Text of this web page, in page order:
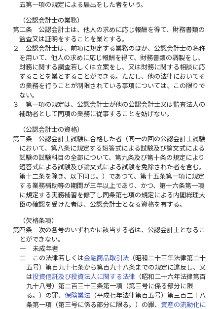
五第一項の規定による届出をした者をいう。
（公認会計士の業務）
第二条
公認会計士は、他人の求めに応じ報酬を得て、財務書類の
監査又は証明をすることを業とする。
２
公認会計士は、前項に規定する業務のほか、公認会計士の名称
を用いて、他人の求めに応じ報酬を得て、財務書類の調製をし、
財務に関する調査若しくは立案をし、又は財務に関する相談に応
ずることを業とすることができる。ただし、他の法律においてそ
の業務を行うことが制限されている事項については、この限りで
ない。
３
第一項の規定は、公認会計士が他の公認会計士又は監査法人の
補助者として同項の業務に従事することを妨げない。
（公認会計士の資格）
第三条
公認会計士試験に合格した者（同一の回の公認会計士試験
において、第八条に規定する短答式による試験及び論文式による
試験の試験科目の全部について、第九条及び第十条の規定により
短答式による試験及び論文式による試験を免除された者を含む。
第十二条を除き、以下同じ。）であつて、第十五条第一項に規定
する業務補助等の期間が三年以上であり、かつ、第十六条第一項
に規定する実務補習を修了し同条第七項の規定による内閣総理大
臣の確認を受けた者は、公認会計士となる資格を有する。
（欠格条項）
第四条
次の各号のいずれかに該当する者は、公認会計士となるこ
とができない。
一
未成年者
二
この法律若しくは金融商品取引法（昭和二十三年法律第二十
五号）第百九十七条から第百九十八条までの規定に違反し、又
は投資信託及び投資法人に関する法律 （昭和二十六年法律第百
九十八号）第二百三十三条第一項（第三号に係る部分に限
る。）の罪、 保険業法（平成七年法律第百五号）第三百二十八
条第一項（第三号に係る部分に限る。）の罪、 資産の流動化に